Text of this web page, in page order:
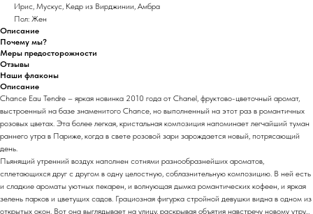
Ирис, Мускус, Кедр из Вирджинии, Амбра
Пол: Жен
Описание
Почему мы?
Меры предосторожности
Отзывы
Наши флаконы
Описание
Chance Eau Tendre – яркая новинка 2010 года от Chanel, фруктово-цветочный аромат,
выстроенный на базе знаменитого Chance, но выполненный на этот раз в романтичных
розовых цветах. Эта более легкая, кристальная композиция напоминает легчайший туман
раннего утра в Париже, когда в свете розовой зари зарождается новый, потрясающий
день.
Пьянящий утренний воздух наполнен сотнями разнообразнейших ароматов,
сплетающихся друг с другом в одну целостную, соблазнительную композицию. В ней есть
и сладкие ароматы уютных пекарен, и волнующая дымка романтических кофеен, и яркая
зелень парков и цветущих садов. Грациозная фигурка стройной девушки видна в одном из
открытых окон. Вот она выглядывает на улицу, раскрывая объятия навстречу новому утру…